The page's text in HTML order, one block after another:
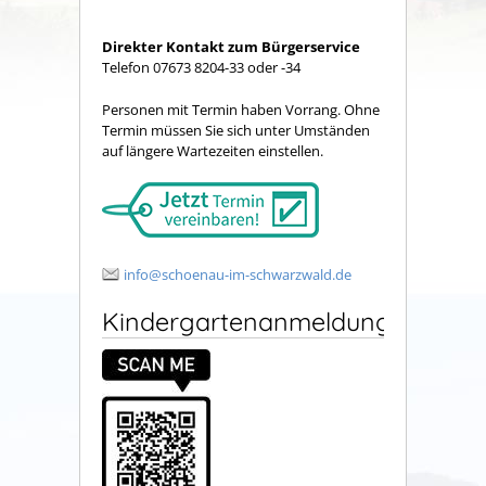
Direkter Kontakt zum Bürgerservice
Telefon 07673 8204-33 oder -34
Personen mit Termin haben Vorrang. Ohne
Termin müssen Sie sich unter Umständen
auf längere Wartezeiten einstellen.
info@schoenau-im-schwarzwald.de
Kindergartenanmeldung